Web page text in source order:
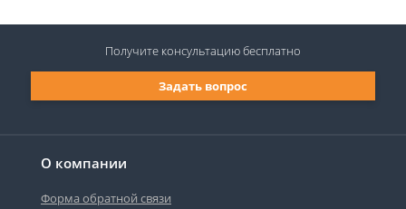
О компании
Форма обратной связи
Задать вопрос
Получите консультациюбесплатно